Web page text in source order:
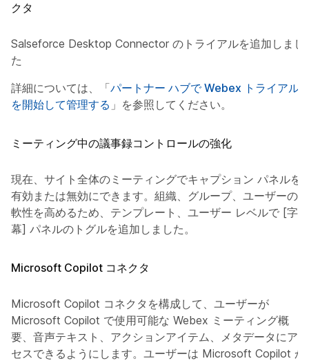
クタ
Salseforce Desktop Connector のトライアルを追加しまし
た
詳細については、「パートナー ハブで Webex トライアル
を開始して管理する 」を参照してください。
ミーティング中の議事録コントロールの強化
現在、サイト全体のミーティングでキャプション パネルを
有効または無効にできます。組織、グループ、ユーザーの柔
軟性を高めるため、テンプレート、ユーザー レベルで [字
幕] パネルのトグルを追加しました。
Microsoft Copilot コネクタ
Microsoft Copilot コネクタを構成して、ユーザーが
Microsoft Copilot で使用可能な Webex ミーティング概
要、音声テキスト、アクションアイテム、メタデータにアク
セスできるようにします。ユーザーは Microsoft Copilot か